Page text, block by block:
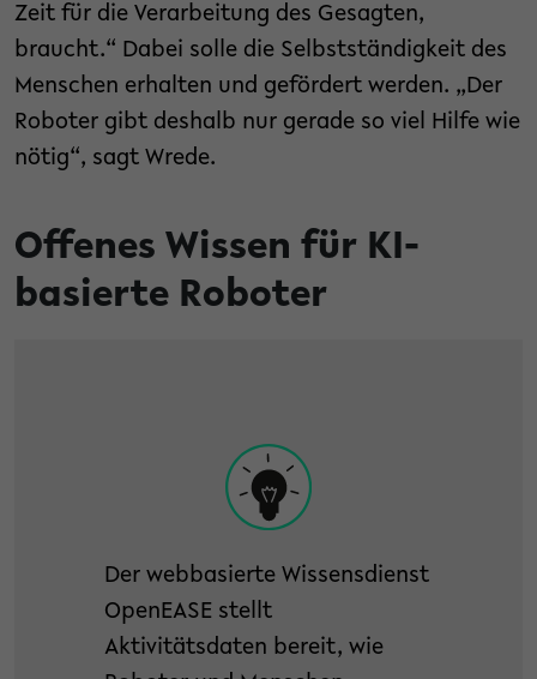
Zeit für die Verarbeitung des Gesagten,
braucht.“ Dabei solle die Selbstständigkeit des
Menschen erhalten und gefördert werden. „Der
Roboter gibt deshalb nur gerade so viel Hilfe wie
nötig“, sagt Wrede.
Offenes Wissen für KI-
basierte Roboter
Der webbasierte Wissensdienst
OpenEASE stellt
Aktivitätsdaten bereit, wie